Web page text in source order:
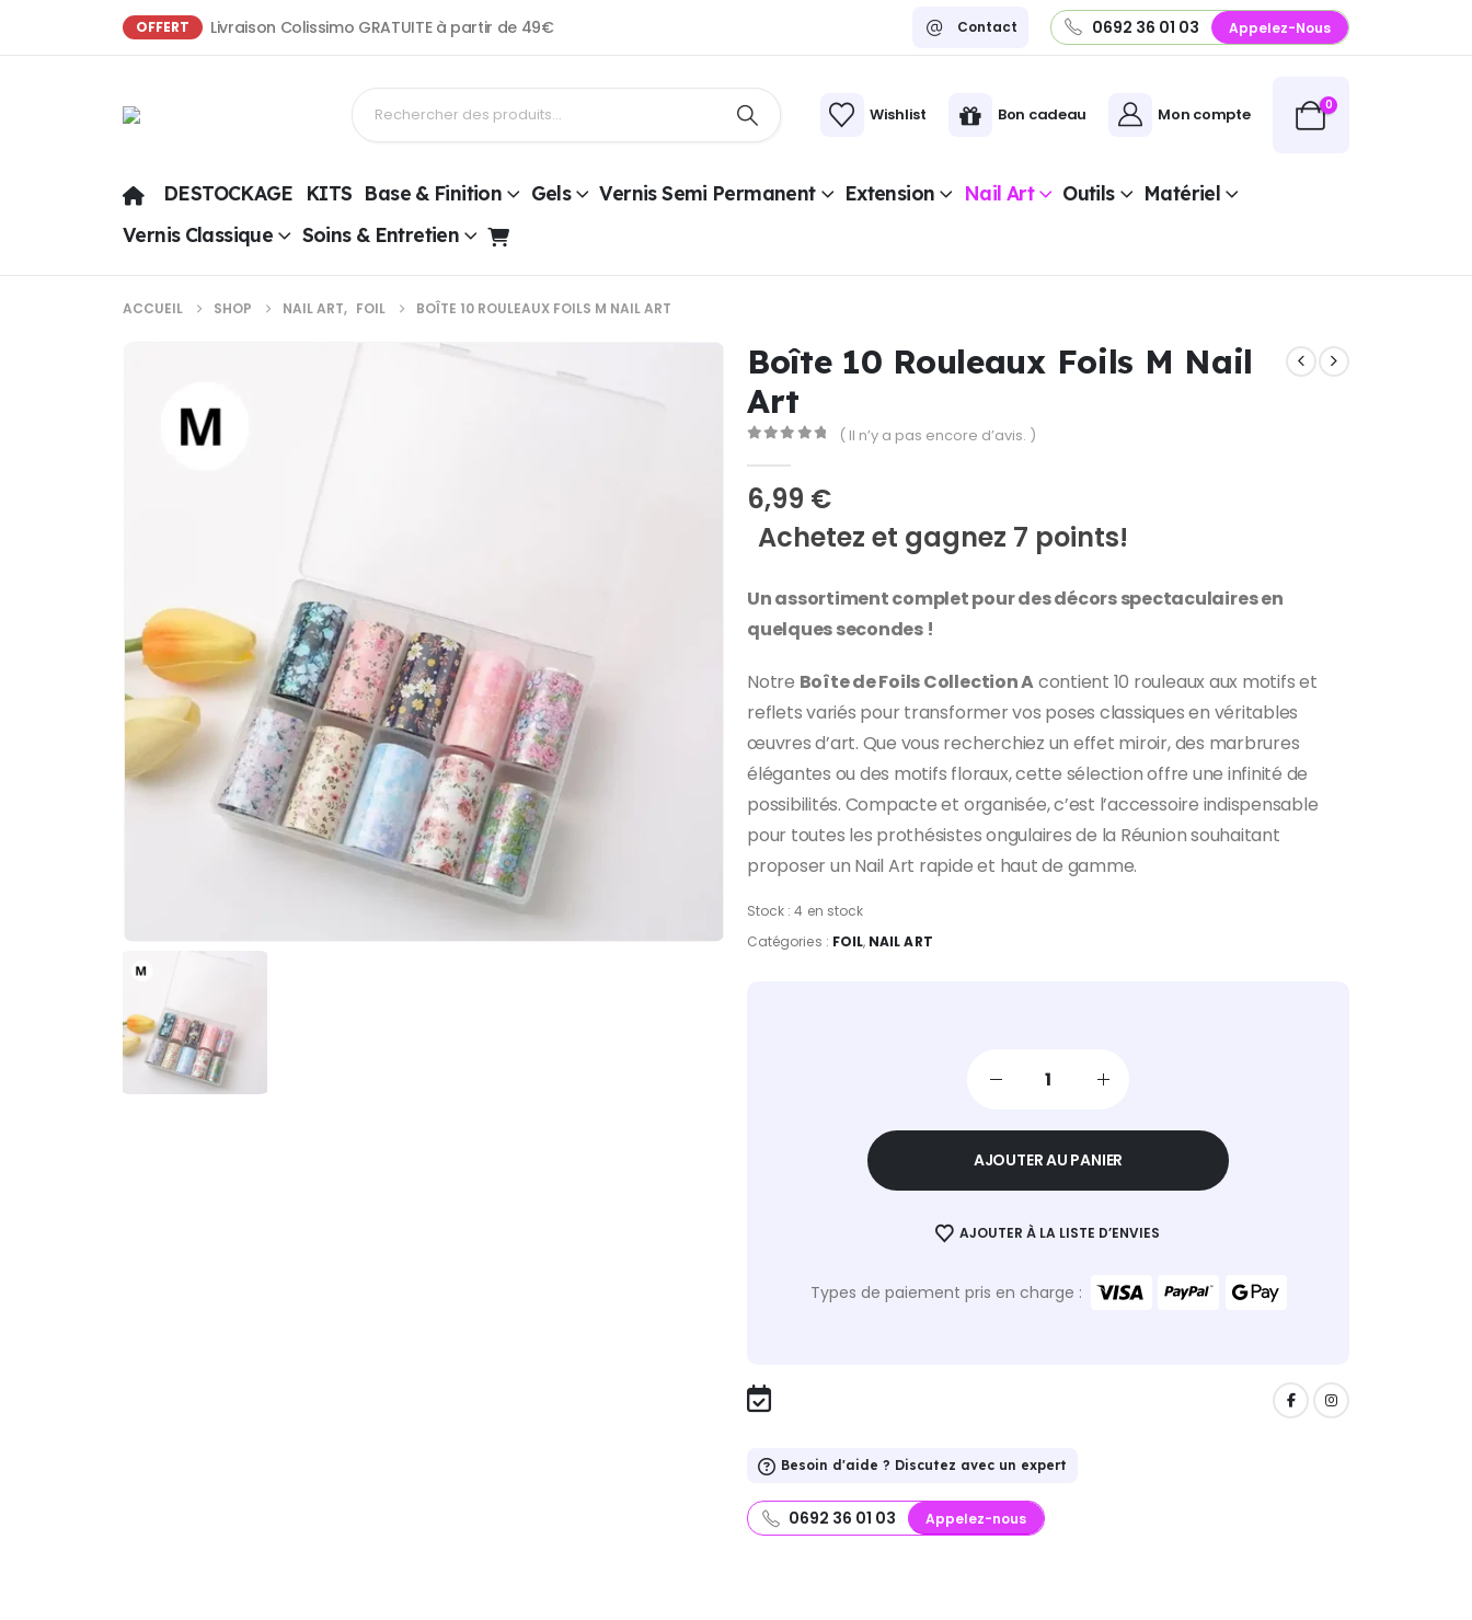
OFFERT Livraison Colissimo GRATUITE à partir de 49€ Contact 0692 36 01 03 Appelez-Nous
Wishlist Bon cadeau Mon compte 0
DESTOCKAGE KITS Base & Finition Gels Vernis Semi Permanent Extension Nail Art Outils
Matériel
Vernis Classique
Soins & Entretien
ACCUEIL SHOP NAIL ART, FOIL BOÎTE 10 ROULEAUX FOILS M NAIL ART
Boîte 10 Rouleaux Foils M Nail
Art
( Il n’y a pas encore d’avis. )
6,99 €
Achetez et gagnez 7 points!
Un assortiment complet pour des décors spectaculaires en
quelques secondes !
Notre Boîte de Foils Collection Acontient 10 rouleaux aux motifs et
reflets variés pour transformer vos poses classiques en véritables
œuvres d’art. Que vous recherchiez un effet miroir, des marbrures
élégantes ou des motifs floraux, cette sélection offre une infinité de
possibilités. Compacte et organisée, c’est l’accessoire indispensable
pour toutes les prothésistes ongulaires de la Réunion souhaitant
proposer un Nail Art rapide et haut de gamme.
Stock :4 en stock
Catégories : FOIL, NAIL ART
AJOUTER AU PANIER
AJOUTER À LA LISTE D’ENVIES
Types de paiement pris en charge :
Besoin d'aide ? Discutez avec un expert
0692 36 01 03 Appelez-nous